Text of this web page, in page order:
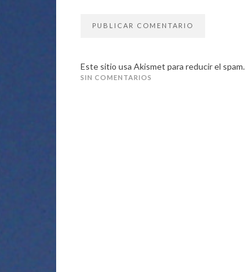
Este sitio usa Akismet para reducir el spam.
SIN COMENTARIOS